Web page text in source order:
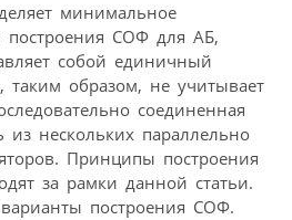
минимальное
построения СОФ для АБ,
собой единичный
таким образом, не учитывает
соединенная
из нескольких параллельно
Принципы построения
за рамки данной статьи.
построения СОФ.